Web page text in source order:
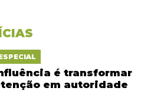
é transformar
em autoridade